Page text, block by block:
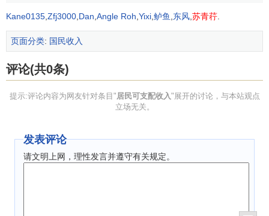
Kane0135 Zfj3000 Dan Angle Roh Yixi 鲈鱼 东风 苏青荇
页面分类: 国民收入
评论(共0条)
提示:评论内容为网友针对条目" 居民可支配收入"展开的讨论，与本站观点
立场无关。
发表评论
请文明上网，理性发言并遵守有关规定。